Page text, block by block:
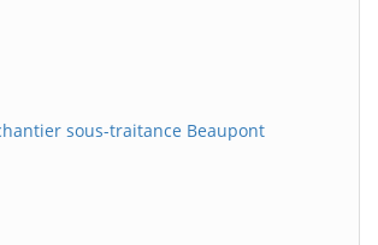
sous-traitance Beaupont